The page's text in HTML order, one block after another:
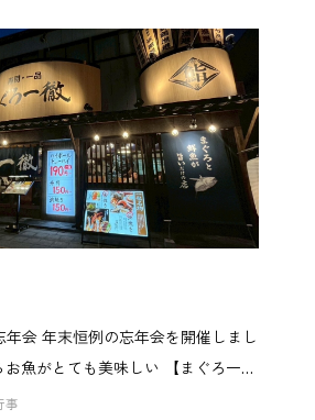
会 年末恒例の忘年会を開催しまし
魚がとても美味しい 【まぐろ一
食事を囲みながら、笑顔あふれる
事